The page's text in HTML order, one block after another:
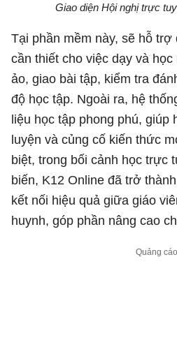
Giao diện Hội nghị trực
Tại phần mềm này, sẽ hỗ trợ
cần thiết cho việc dạy và
ảo, giao bài tập, kiểm tra
độ học tập. Ngoài ra, hệ
liệu học tập phong phú, giúp
luyện và củng cố kiến thức
biệt, trong bối cảnh học trực
biến, K12 Online đã trở
kết nối hiệu quả giữa giáo
huynh, góp phần nâng cao